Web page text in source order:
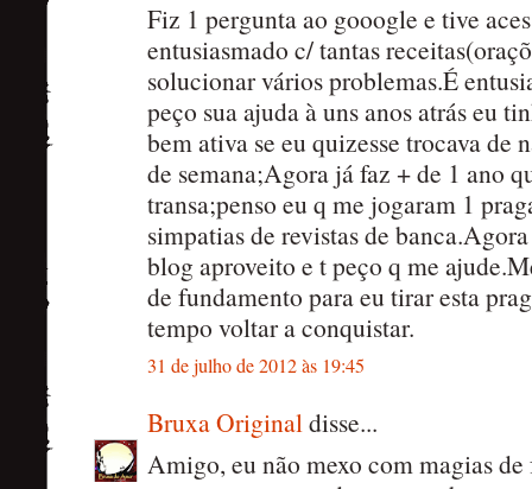
Fiz 1 pergunta ao gooogle e tive
entusiasmado c/ tantas
solucionar vários problemas.É
peço sua ajuda à uns anos atrás eu
bem ativa se eu quizesse trocava de
de semana;Agora já faz + de 1 ano
transa;penso eu q me jogaram 1
simpatias de revistas de
blog aproveito e t peço q me
de fundamento para eu tirar esta
tempo voltar a conquistar.
31 de julho de 2012 às 19:45
Bruxa Originaldisse...
Amigo, eu não mexo com magias